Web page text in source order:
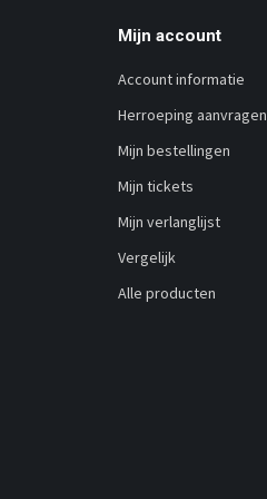
Mijn account
Account informatie
Herroeping aanvragen
Mijn bestellingen
Mijn tickets
Mijn verlanglijst
Vergelijk
Alle producten